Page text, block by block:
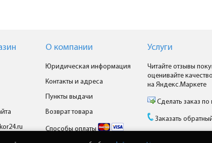
О компании
Юридическая информация
Контакты и адреса
Пункты выдачи
Возврат товара
Способы оплаты
Услуги
Читайте отзывы
оценивайте
на Яндекс.Маркете
Сделать заказ по
Заказать